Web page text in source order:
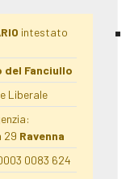
intestato
del Fanciullo
Liberale
29 Ravenna
0083 624